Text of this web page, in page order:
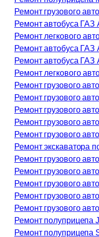
Ремонт грузового
Ремонт автобуса ГАЗ
Ремонт легкового
Ремонт автобуса ГАЗ
Ремонт автобуса ГАЗ
Ремонт легкового
Ремонт грузового
Ремонт грузового
Ремонт грузового
Ремонт грузового
Ремонт грузового
Ремонт экскаватора
Ремонт грузового
Ремонт грузового
Ремонт грузового
Ремонт грузового
Ремонт грузового
Ремонт полуприцепа
Ремонт полуприцепа